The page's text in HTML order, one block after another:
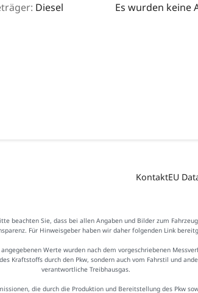
Diesel Es wurden keine
KontaktEU
beachten Sie, dass bei allen Angaben und Bilder zum
Für Hinweisgeber haben wir daher folgenden Link
Werte wurden nach dem vorgeschriebenen
Kraftstoffs durch den Pkw, sondern auch vom Fahrstil und
verantwortliche Treibhausgas.
die durch die Produktion und Bereitstellung des Pkw